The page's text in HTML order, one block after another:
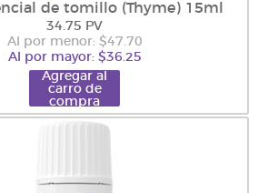
de tomillo (Thyme) 15ml
34.75 PV
Al por menor: $47.70
Al por mayor: $36.25
Agregar al
carro de
compra